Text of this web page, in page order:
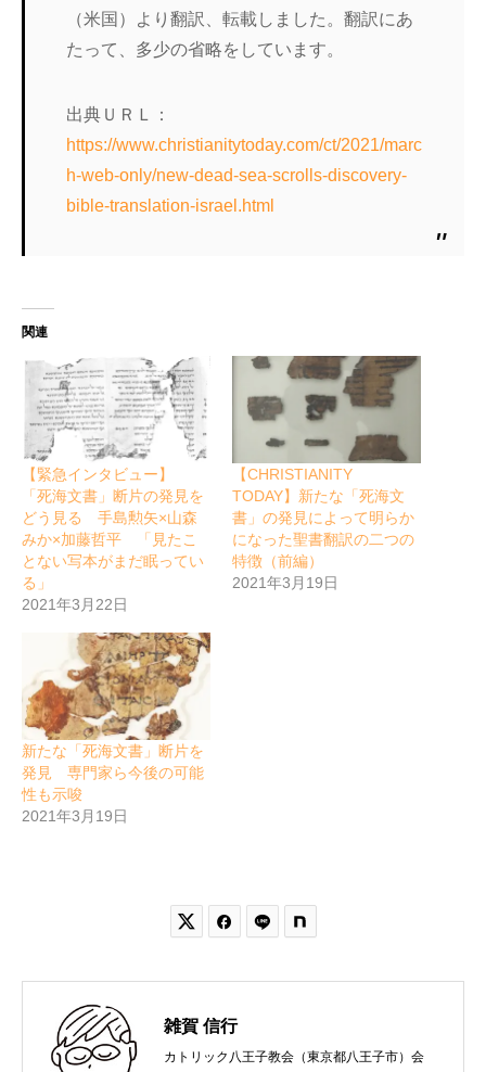
（米国）より翻訳、転載しました。翻訳にあ
たって、多少の省略をしています。
出典ＵＲＬ：
https://www.christianitytoday.com/ct/2021/marc
h-web-only/new-dead-sea-scrolls-discovery-
bible-translation-israel.html
関連
【緊急インタビュー】
「死海文書」断片の発見を
どう見る 手島勲矢×山森
みか×加藤哲平 「見たこ
とない写本がまだ眠ってい
る」
2021年3月22日
【CHRISTIANITY
TODAY】新たな「死海文
書」の発見によって明らか
になった聖書翻訳の二つの
特徴（前編）
2021年3月19日
新たな「死海文書」断片を
発見 専門家ら今後の可能
性も示唆
2021年3月19日
 
雑賀 信行
カトリック八王子教会（東京都八王子市）会